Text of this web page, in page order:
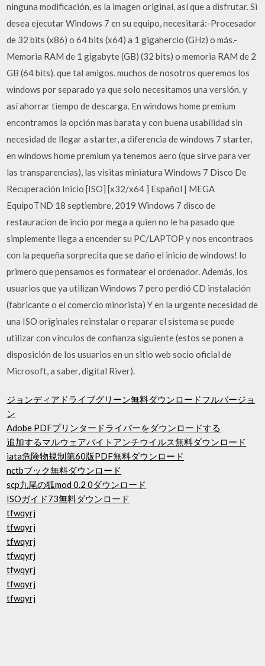
ninguna modificación, es la imagen original, así que a disfrutar. Si
desea ejecutar Windows 7 en su equipo, necesitará:-Procesador
de 32 bits (x86) o 64 bits (x64) a 1 gigahercio (GHz) o más.-
Memoria RAM de 1 gigabyte (GB) (32 bits) o memoria RAM de 2
GB (64 bits). que tal amigos. muchos de nosotros queremos los
windows por separado ya que solo necesitamos una versión. y
así ahorrar tiempo de descarga. En windows home premium
encontramos la opción mas barata y con buena usabilidad sin
necesidad de llegar a starter, a diferencia de windows 7 starter,
en windows home premium ya tenemos aero (que sirve para ver
las transparencias), las visitas miniatura Windows 7 Disco De
Recuperación Inicio [ISO] [x32/x64 ] Español | MEGA
EquipoTND 18 septiembre, 2019 Windows 7 disco de
restauracion de incio por mega a quien no le ha pasado que
simplemente llega a encender su PC/LAPTOP y nos encontraos
con la pequeña sorprecita que se daño el inicio de windows! lo
primero que pensamos es formatear el ordenador. Además, los
usuarios que ya utilizan Windows 7 pero perdió CD instalación
(fabricante o el comercio minorista) Y en la urgente necesidad de
una ISO originales reinstalar o reparar el sistema se puede
utilizar con vínculos de confianza siguiente (estos se ponen a
disposición de los usuarios en un sitio web socio oficial de
Microsoft, a saber, digital River).
ジョンディアドライブグリーン無料ダウンロードフルバージョ
ン
Adobe PDFプリンタードライバーをダウンロードする
追加するマルウェアバイトアンチウイルス無料ダウンロード
iata危険物規制第60版PDF無料ダウンロード
nctbブック無料ダウンロード
scp九尾の狐mod 0.2 0ダウンロード
ISOガイド73無料ダウンロード
tfwqyrj
tfwqyrj
tfwqyrj
tfwqyrj
tfwqyrj
tfwqyrj
tfwqyrj